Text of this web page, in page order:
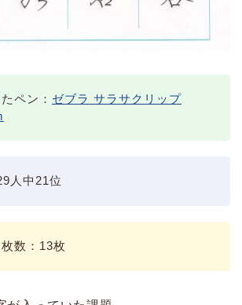
ペン： ゼブラ サラサクリップ
人中21位
数：13枚